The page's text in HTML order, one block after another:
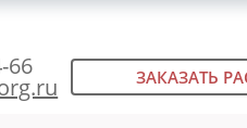
66 ЗАКАЗАТЬ